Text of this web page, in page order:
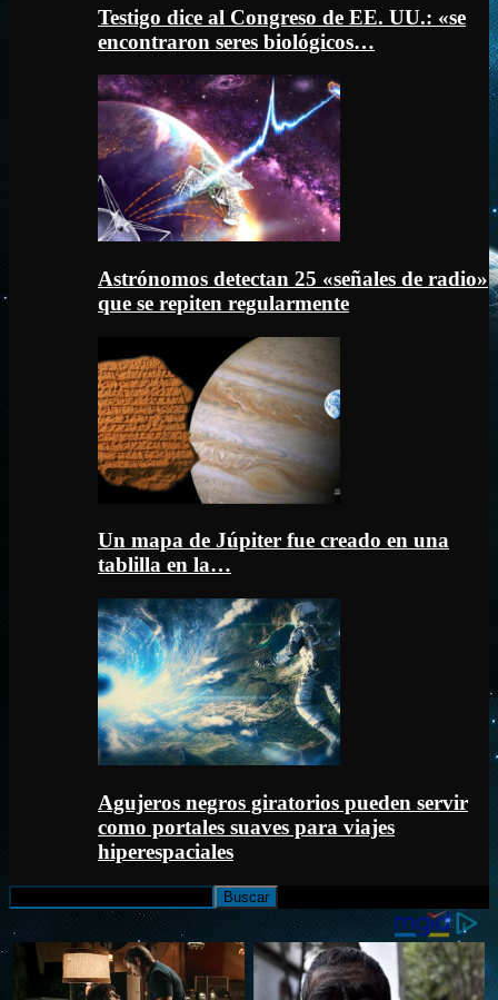
Testigo dice al Congreso de EE. UU.: «se
encontraron seres biológicos…
Astrónomos detectan 25 «señales de radio»
que se repiten regularmente
Un mapa de Júpiter fue creado en una
tablilla en la…
Agujeros negros giratorios pueden servir
como portales suaves para viajes
hiperespaciales